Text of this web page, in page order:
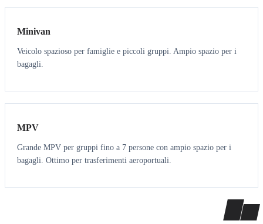
Minivan
Veicolo spazioso per famiglie e piccoli gruppi. Ampio spazio per i
bagagli.
7 7
MPV
Grande MPV per gruppi fino a 7 persone con ampio spazio per i
bagagli. Ottimo per trasferimenti aeroportuali.